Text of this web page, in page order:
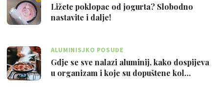
Ližete poklopac od jogurta? Slobodno
nastavite i dalje!
ALUMINISJKO POSUĐE
Gdje se sve nalazi aluminij, kako dospijeva
u organizam i koje su dopuštene kol…